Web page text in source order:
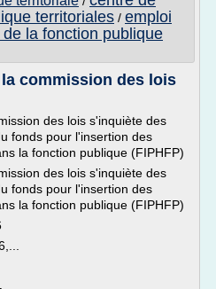
territoriales / emploi
la fonction publique
commission des lois
des lois s'inquiète des
fonds pour l'insertion des
la fonction publique (FIPHFP)
des lois s'inquiète des
fonds pour l'insertion des
la fonction publique (FIPHFP)